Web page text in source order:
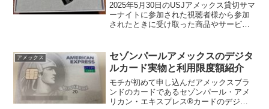
2025年5月30日のUSJアメックス貸切サマ
ーナイトに参加された視聴者様から参加
されたときに受け取った商品やサービス
だきます夜7時から3時間のUSJAmex貸切
サ...
アメックス
セゾンパールアメックスのデジタ
ルカード実物と利用限度額紹介
モチが初めて申し込んだアメックスブラ
ンドのカードであるセゾンパール・アメ
リカン・エキスプレス®カードのデジタ